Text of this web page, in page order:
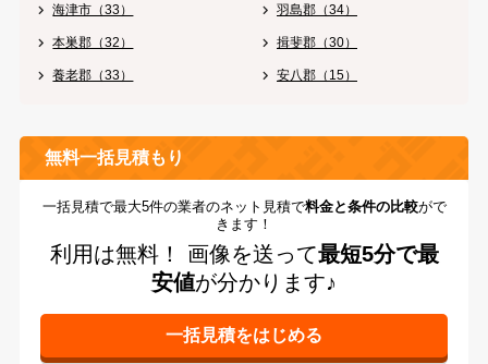
海津市（33） 羽島郡（34）
本巣郡（32） 揖斐郡（30）
養老郡（33） 安八郡（15）
無料一括見積もり
一括見積で最大5件の業者のネット見積で料金と条件の比較がで
きます！
利用は無料！ 画像を送って最短5分で最
安値が分かります♪